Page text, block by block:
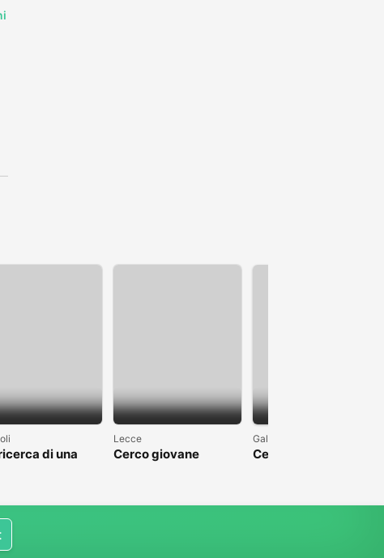
di una
Lecce
Cerco giovane
Galatina
Cerco una donna